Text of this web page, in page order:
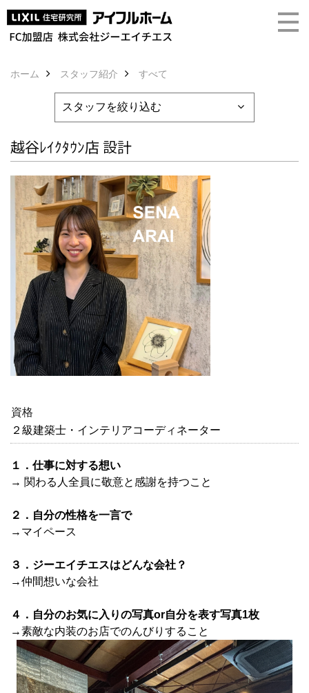
ホーム スタッフ紹介 すべて
越谷ﾚｲｸﾀｳﾝ店 設計
資格
２級建築士・インテリアコーディネーター
１．仕事に対する想い
→ 関わる人全員に敬意と感謝を持つこと
２．自分の性格を一言で
→ マイペース
３．ジーエイチエスはどんな会社？
→仲間想いな会社
４．自分のお気に入りの写真or自分を表す写真1枚
→素敵な内装のお店でのんびりすること